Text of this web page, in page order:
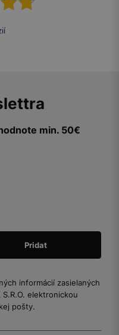
min. 50€
informácií zasielaných
S.R.O. elektronickou
pošty.